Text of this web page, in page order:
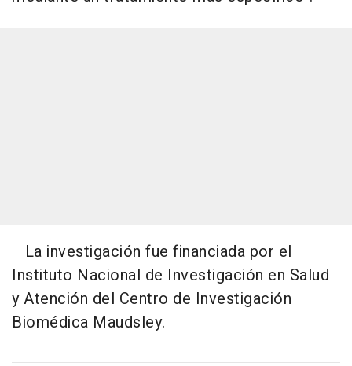
La investigación fue financiada por el
Instituto Nacional de Investigación en Salud
y Atención del Centro de Investigación
Biomédica Maudsley.